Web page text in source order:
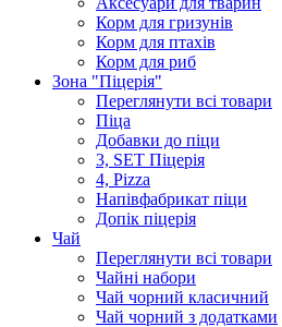
Корм для гризунів
Корм для птахів
Корм для риб
Зона "Піцерія"
Переглянути всі товари
Піца
Добавки до піци
3, SET Піцерія
4, Pizza
Напівфабрикат піци
Допік піцерія
Чай
Переглянути всі товари
Чайні набори
Чай чорний класичний
Чай чорний з додатками